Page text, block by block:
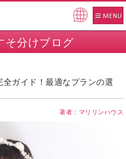
そ分けブログ
ガイド！最適なプランの選
著者：マリリンハウス